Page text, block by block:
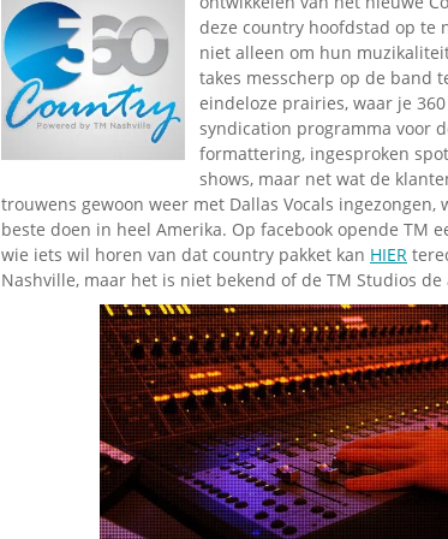
Vaak
deze country hoofdstad op te
niet alleen om hun
takes messcherp op de band
eindeloze prairies, waar je
syndication programma voor
formattering, ingesproken
shows, maar net wat de
trouwens gewoon weer met Dallas Vocals
beste doen in heel Amerika. Op facebook opende TM
wie iets wil horen van dat country pakket kan HIER
Nashville, maar het is niet bekend of de TM Studios